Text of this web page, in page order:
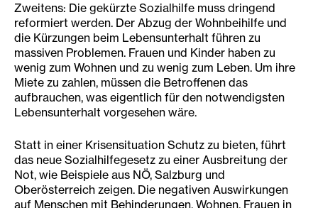
Zweitens: Die gekürzte Sozialhilfe muss dringend
reformiert werden. Der Abzug der Wohnbeihilfe und
die Kürzungen beim Lebensunterhalt führen zu
massiven Problemen. Frauen und Kinder haben zu
wenig zum Wohnen und zu wenig zum Leben. Um ihre
Miete zu zahlen, müssen die Betroffenen das
aufbrauchen, was eigentlich für den notwendigsten
Lebensunterhalt vorgesehen wäre.
Statt in einer Krisensituation Schutz zu bieten, führt
das neue Sozialhilfegesetz zu einer Ausbreitung der
Not, wie Beispiele aus NÖ, Salzburg und
Oberösterreich zeigen. Die negativen Auswirkungen
auf Menschen mit Behinderungen, Wohnen, Frauen in